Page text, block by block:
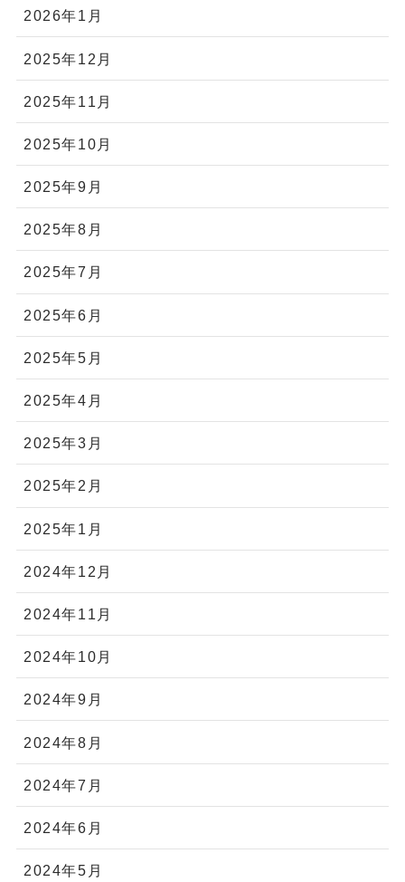
2026年1月
2025年12月
2025年11月
2025年10月
2025年9月
2025年8月
2025年7月
2025年6月
2025年5月
2025年4月
2025年3月
2025年2月
2025年1月
2024年12月
2024年11月
2024年10月
2024年9月
2024年8月
2024年7月
2024年6月
2024年5月